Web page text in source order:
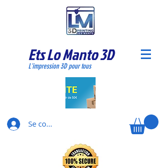
Ets Lo Manto 3D
L'impression 3D pour tous
Se connecter